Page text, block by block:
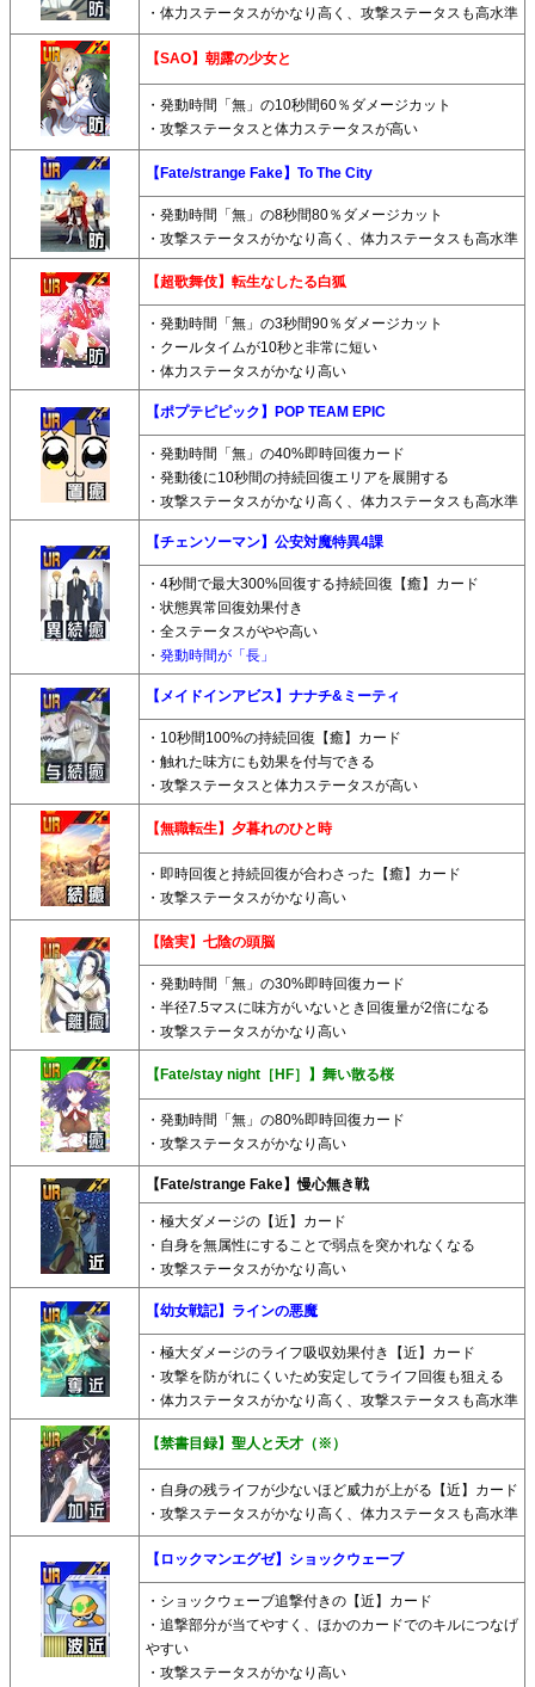
・体力ステータスがかなり高く、攻撃ステータスも高水準
【SAO】朝露の少女と
・発動時間「無」の10秒間60％ダメージカット
・攻撃ステータスと体力ステータスが高い
【Fate/strange Fake】To The City
・発動時間「無」の8秒間80％ダメージカット
・攻撃ステータスがかなり高く、体力ステータスも高水準
【超歌舞伎】転生なしたる白狐
・発動時間「無」の3秒間90％ダメージカット
・クールタイムが10秒と非常に短い
・体力ステータスがかなり高い
【ポプテピピック】POP TEAM EPIC
・発動時間「無」の40%即時回復カード
・発動後に10秒間の持続回復エリアを展開する
・攻撃ステータスがかなり高く、体力ステータスも高水準
【チェンソーマン】公安対魔特異4課
・4秒間で最大300%回復する持続回復【癒】カード
・状態異常回復効果付き
・全ステータスがやや高い
・ 発動時間が「長」
【メイドインアビス】ナナチ&ミーティ
・10秒間100%の持続回復【癒】カード
・触れた味方にも効果を付与できる
・攻撃ステータスと体力ステータスが高い
【無職転生】夕暮れのひと時
・即時回復と持続回復が合わさった【癒】カード
・攻撃ステータスがかなり高い
【陰実】七陰の頭脳
・発動時間「無」の30%即時回復カード
・半径7.5マスに味方がいないとき回復量が2倍になる
・攻撃ステータスがかなり高い
【Fate/stay night［HF］】舞い散る桜
・発動時間「無」の80%即時回復カード
・攻撃ステータスがかなり高い
【Fate/strange Fake】慢心無き戦
・極大ダメージの【近】カード
・自身を無属性にすることで弱点を突かれなくなる
・攻撃ステータスがかなり高い
【幼女戦記】ラインの悪魔
・極大ダメージのライフ吸収効果付き【近】カード
・攻撃を防がれにくいため安定してライフ回復も狙える
・体力ステータスがかなり高く、攻撃ステータスも高水準
【禁書目録】聖人と天才（※）
・自身の残ライフが少ないほど威力が上がる【近】カード
・攻撃ステータスがかなり高く、体力ステータスも高水準
【ロックマンエグゼ】ショックウェーブ
・ショックウェーブ追撃付きの【近】カード
・追撃部分が当てやすく、ほかのカードでのキルにつなげ
やすい
・攻撃ステータスがかなり高い